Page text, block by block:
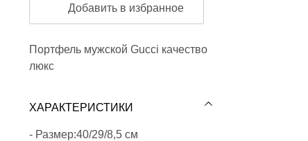
Добавить в избранное
Портфель мужской Gucci качество
люкс
ХАРАКТЕРИСТИКИ
- Размер:40/29/8,5 см